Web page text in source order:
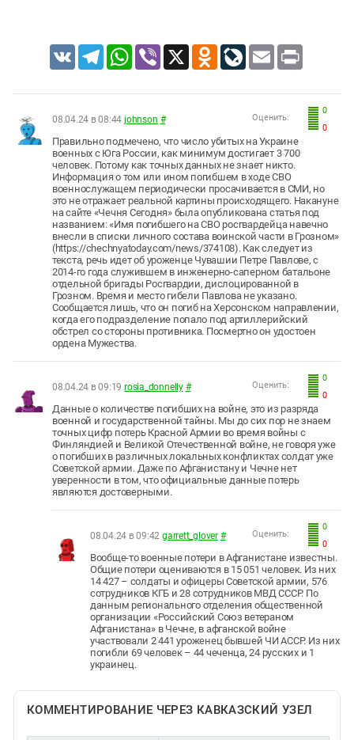
VK TelegramWhatsApp
Viber X Odnoklassniki
LiveJournal
Email Print
0
0
Оценить:
08.04.24 в 08:44 johnson #
Правильно подмечено, что число убитых на Украине
военных с Юга России, как минимум достигает 3 700
человек. Потому как точных данных не знает никто.
Информация о том или ином погибшем в ходе СВО
военнослужащем периодически просачивается в СМИ, но
это не отражает реальной картины происходящего. Накануне
на сайте «Чечня Сегодня» была опубликована статья под
названием: «Имя погибшего на СВО росгвардейца навечно
внесли в списки личного состава воинской части в Грозном»
(https://chechnyatoday.com/news/374108). Как следует из
текста, речь идет об уроженце Чувашии Петре Павлове, с
2014-го года служившем в инженерно-саперном батальоне
отдельной бригады Росгвардии, дислоцированной в
Грозном. Время и место гибели Павлова не указано.
Сообщается лишь, что он погиб на Херсонском направлении,
когда его подразделение попало под артиллерийский
обстрел со стороны противника. Посмертно он удостоен
ордена Мужества.
0
0
Оценить:
08.04.24 в 09:19 rosia_donnelly #
Данные о количестве погибших на войне, это из разряда
военной и государственной тайны. Мы до сих пор не знаем
точных цифр потерь Красной Армии во время войны с
Финляндией и Великой Отечественной войне, не говоря уже
о погибших в различных локальных конфликтах солдат уже
Советской армии. Даже по Афганистану и Чечне нет
уверенности в том, что официальные данные потерь
являются достоверными.
0
0
Оценить:
08.04.24 в 09:42 garrett_glover #
Вообще-то военные потери в Афганистане известны.
Общие потери оцениваются в 15 051 человек. Из них
14 427 – солдаты и офицеры Советской армии, 576
сотрудников КГБ и 28 сотрудников МВД СССР. По
данным регионального отделения общественной
организации «Российский Союз ветераном
Афганистана» в Чечне, в афганской войне
участвовали 2 441 уроженец бывшей ЧИ АССР. Из них
погибли 69 человек – 44 чеченца, 24 русских и 1
украинец.
КОММЕНТИРОВАНИЕ ЧЕРЕЗ КАВКАЗСКИЙ УЗЕЛ